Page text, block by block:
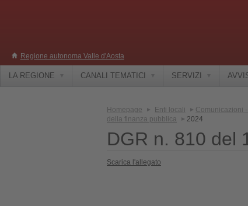
Regione autonoma Valle d'Aosta
LA REGIONE CANALI TEMATICI SERVIZI
Homepage Enti locali Comunicazioni
della finanza pubblica
2024
DGR n. 810 del
Scarica l'allegato